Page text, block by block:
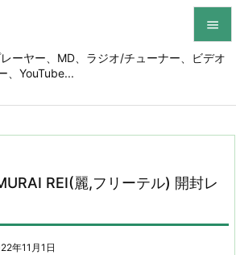
ーヤー、MD、ラジオ/チューナー、ビデオ
、YouTube...





REI(麗,フリーテル) 開封レ
年11月1日